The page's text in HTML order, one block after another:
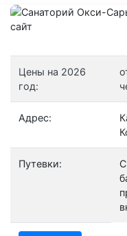
Цены на 2026
год:
Адрес:
Путевки: